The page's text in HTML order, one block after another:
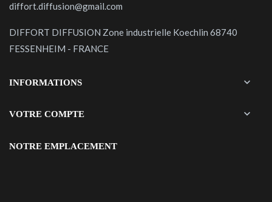
diffort.diffusion@gmail.com
DIFFORT DIFFUSION Zone industrielle Koechlin 68740
FESSENHEIM - FRANCE
INFORMATIONS 
VOTRE COMPTE 
NOTRE EMPLACEMENT